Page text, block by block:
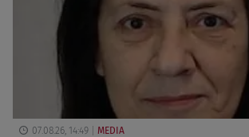
07.08.26, 14:49 MEDIA